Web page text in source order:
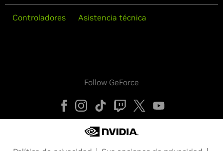
Controladores Asistencia técnica
Follow GeForce